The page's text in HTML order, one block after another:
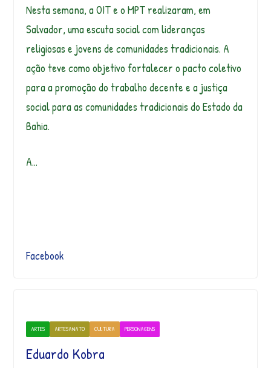
Nesta semana, a OIT e o MPT realizaram, em
Salvador, uma escuta social com lideranças
religiosas e jovens de comunidades tradicionais. A
ação teve como objetivo fortalecer o pacto coletivo
para a promoção do trabalho decente e a justiça
social para as comunidades tradicionais do Estado da
Bahia.
A…
Facebook
ARTES ARTESANATO CULTURA PERSONAGENS
Eduardo Kobra